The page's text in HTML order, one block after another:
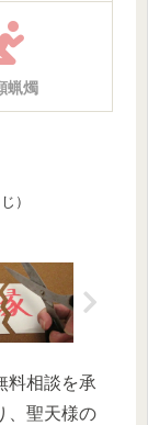
蝋燭
）
料相談を承
、聖天様の